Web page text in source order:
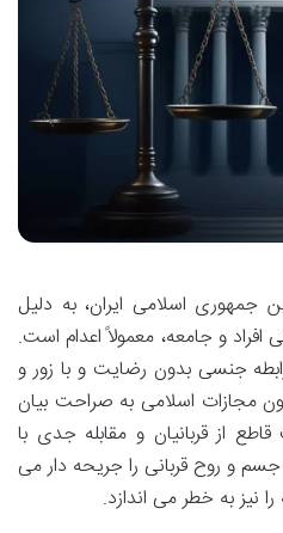
جمهوری اسلامی ایران، به دلیل
و جامعه، معمولاً اعدام است.
جنسی بدون رضایت و با زور و
در ماده ۲۲۴ قانون مجازات اسلامی به صراحت بیان
از قربانیان و مقابله جدی با
و روح قربانی را جریحه دار می
نیز به خطر می اندازد.